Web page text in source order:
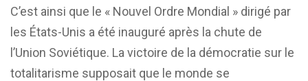
C’est ainsi que le « Nouvel Ordre Mondial » dirigé par
les États-Unis a été inauguré après la chute de
l’Union Soviétique. La victoire de la démocratie sur le
totalitarisme supposait que le monde se